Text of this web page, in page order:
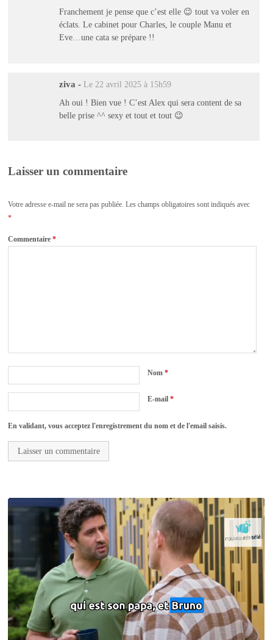
Franchement je pense que c’est elle 😉 tout va voler en
éclats. Le cabinet pour Charles, le couple Manu et
Eve…une cata se prépare !!
ziva - Le 22 avril 2025 à 15h59
Ah oui ! Bien vue ! C’est Alex qui sera content de sa
belle prise ^^ sexy et tout et tout 😉
Laisser un commentaire
Votre adresse e-mail ne sera pas publiée. Les champs obligatoires sont indiqués avec
*
Commentaire*
Nom*
E-mail*
En validant, vous acceptez l'enregistrement du nom et de l'email saisis.